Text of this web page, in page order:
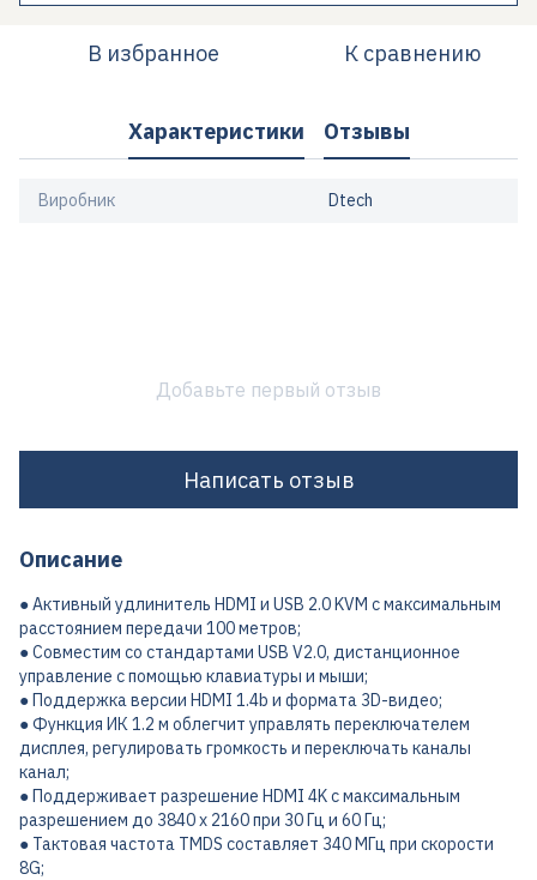
В избранное К сравнению
Характеристики Отзывы
Виробник Dtech
Добавьте первый отзыв
Написать отзыв
Описание
● Активный удлинитель HDMI и USB 2.0 KVM с максимальным
расстоянием передачи 100 метров;
● Совместим со стандартами USB V2.0, дистанционное
управление с помощью клавиатуры и мыши;
● Поддержка версии HDMI 1.4b и формата 3D-видео;
● Функция ИК 1.2 м облегчит управлять переключателем
дисплея, регулировать громкость и переключать каналы
канал;
● Поддерживает разрешение HDMI 4K с максимальным
разрешением до 3840 x 2160 при 30 Гц и 60 Гц;
● Тактовая частота TMDS составляет 340 МГц при скорости
8G;